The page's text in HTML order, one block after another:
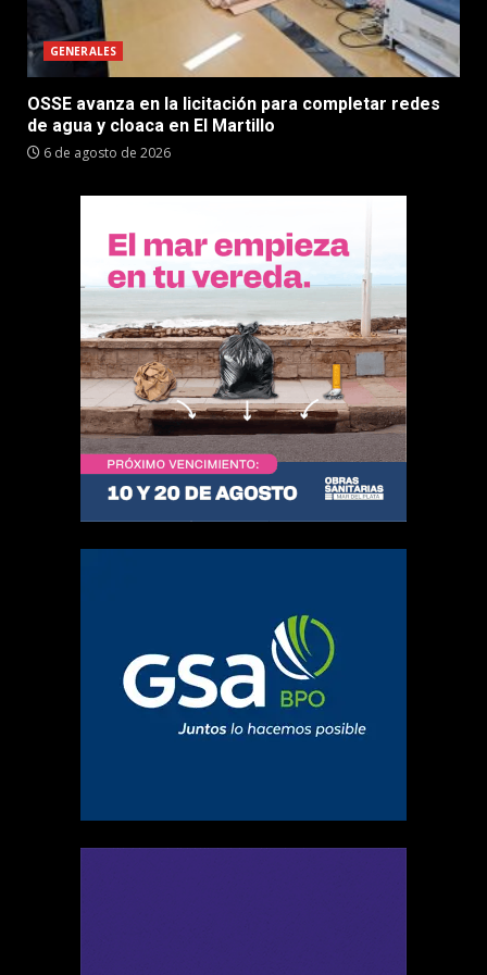
GENERALES
OSSE avanza en la licitación para completar redes
de agua y cloaca en El Martillo
6 de agosto de 2026